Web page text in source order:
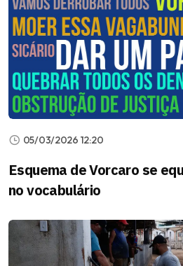
05/03/2026 12:20
Esquema de Vorcaro se
no vocabulário